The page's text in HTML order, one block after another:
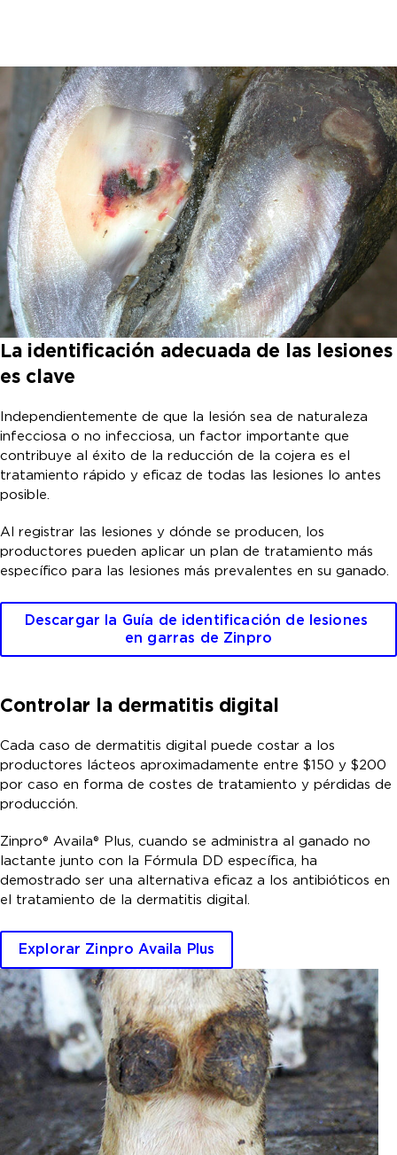
La identificación adecuada de las lesiones
es clave
Independientemente de que la lesión sea de naturaleza
infecciosa o no infecciosa, un factor importante que
contribuye al éxito de la reducción de la cojera es el
tratamiento rápido y eficaz de todas las lesiones lo antes
posible.
Al registrar las lesiones y dónde se producen, los
productores pueden aplicar un plan de tratamiento más
específico para las lesiones más prevalentes en su ganado.
Descargar la Guía de identificación de lesiones
en garras de Zinpro
Controlar la dermatitis digital
Cada caso de dermatitis digital puede costar a los
productores lácteos aproximadamente entre $150 y $200
por caso en forma de costes de tratamiento y pérdidas de
producción.
Zinpro® Availa® Plus, cuando se administra al ganado no
lactante junto con la Fórmula DD específica, ha
demostrado ser una alternativa eficaz a los antibióticos en
el tratamiento de la dermatitis digital.
Explorar Zinpro Availa Plus